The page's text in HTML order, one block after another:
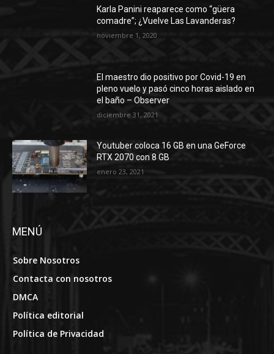
Karla Panini reaparece como “güera
comadre”; ¿Vuelve Las Lavanderas?
noviembre 1, 2020
El maestro dio positivo por Covid-19 en
pleno vuelo y pasó cinco horas aislado en
el baño – Observer
diciembre 31, 2021
Youtuber coloca 16 GB en una GeForce
RTX 2070 con 8 GB
enero 23, 2021
MENÚ
Sobre Nosotros
Contacta con nosotros
DMCA
Política editorial
Política de Privacidad